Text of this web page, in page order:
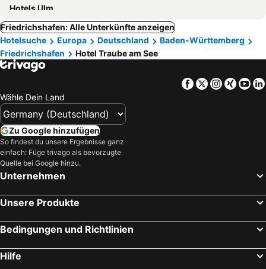
Hotels Ulm
Friedrichshafen: Alle Unterkünfte anzeigen
Hotelsuche
Europa Deutschland
Baden-Württemberg
Friedrichshafen
Hotel Traube am See
Facebook
TwitterXing
Wähle Dein Land
Zu Google hinzufügen
So findest du unsere Ergebnisse ganz
einfach: Füge trivago als bevorzugte
Quelle bei Google hinzu.
Unternehmen
Unsere Produkte
Bedingungen und Richtlinien
Hilfe